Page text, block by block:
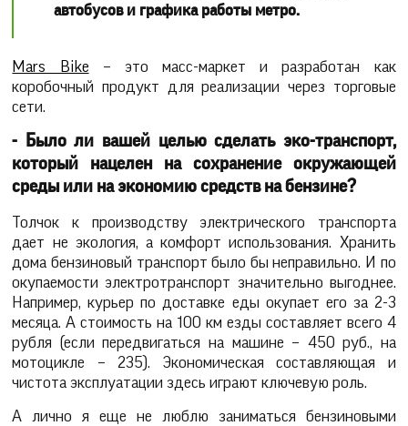
автобусов и графика работы метро.
Mars Bike – это масс-маркет и разработан как
коробочный продукт для реализации через торговые
сети.
- Было ли вашей целью сделать эко-транспорт,
который нацелен на сохранение окружающей
среды или на экономию средств на бензине?
Толчок к производству электрического транспорта
дает не экология, а комфорт использования. Хранить
дома бензиновый транспорт было бы неправильно. И по
окупаемости электротранспорт значительно выгоднее.
Например, курьер по доставке еды окупает его за 2-3
месяца. А стоимость на 100 км езды составляет всего 4
рубля (если передвигаться на машине – 450 руб., на
мотоцикле – 235). Экономическая составляющая и
чистота эксплуатации здесь играют ключевую роль.
А лично я еще не люблю заниматься бензиновыми